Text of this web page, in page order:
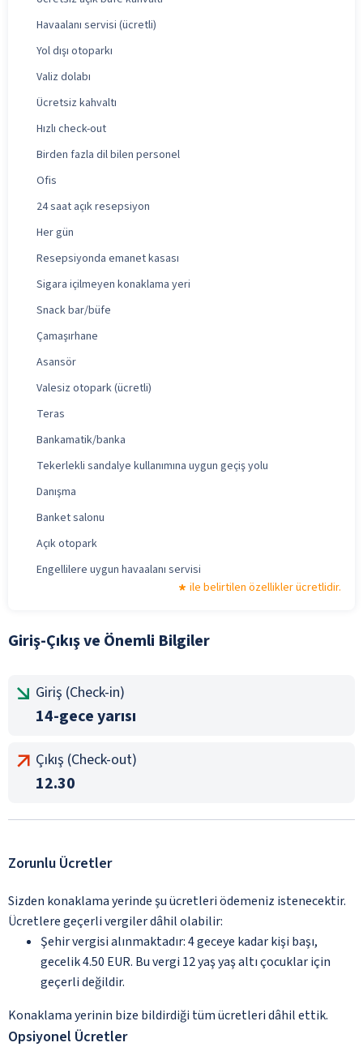
Havaalanı servisi (ücretli)
Yol dışı otoparkı
Valiz dolabı
Ücretsiz kahvaltı
Hızlı check-out
Birden fazla dil bilen personel
Ofis
24 saat açık resepsiyon
Her gün
Resepsiyonda emanet kasası
Sigara içilmeyen konaklama yeri
Snack bar/büfe
Çamaşırhane
Asansör
Valesiz otopark (ücretli)
Teras
Bankamatik/banka
Tekerlekli sandalye kullanımına uygun geçiş yolu
Danışma
Banket salonu
Açık otopark
Engellilere uygun havaalanı servisi
ile belirtilen özellikler ücretlidir.
Giriş-Çıkış ve Önemli Bilgiler
Giriş (Check-in)
14-gece yarısı
Çıkış (Check-out)
12.30
Zorunlu Ücretler
Sizden konaklama yerinde şu ücretleri ödemeniz istenecektir.
Ücretlere geçerli vergiler dâhil olabilir:
Şehir vergisi alınmaktadır: 4 geceye kadar kişi başı,
gecelik 4.50 EUR. Bu vergi 12 yaş yaş altı çocuklar için
geçerli değildir.
Konaklama yerinin bize bildirdiği tüm ücretleri dâhil ettik.
Opsiyonel Ücretler